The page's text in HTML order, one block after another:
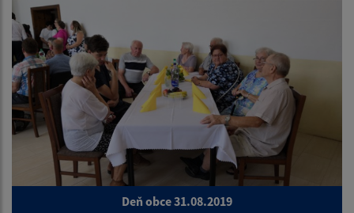
Deň obce 31.08.2019